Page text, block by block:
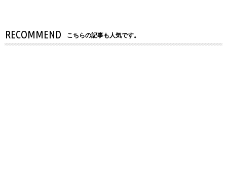
RECOMMEND こちらの記事も人気です。